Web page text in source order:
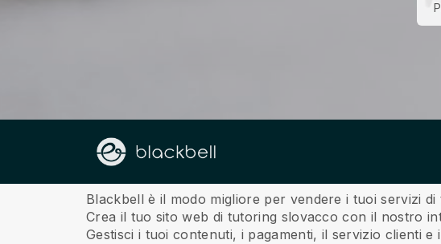
Riguardo a noi
Blackbell è il modo migliore per vendere i tuoi servizi
Crea il tuo sito web di tutoring slovacco con il nostro
Gestisci i tuoi contenuti, i pagamenti, il servizio clienti